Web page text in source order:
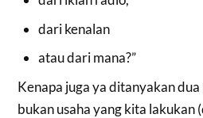
dari kenalan
atau dari mana?”
Kenapa juga ya ditanyakan
bukan usaha yang kita lakukan